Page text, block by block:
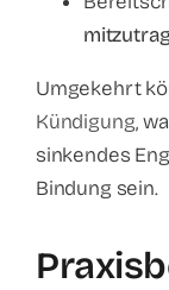
Umgekehrt
Kündigung,
sinkendes
Bindung sein.